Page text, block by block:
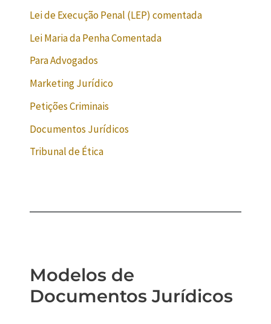
Lei de Execução Penal (LEP) comentada
Lei Maria da Penha Comentada
Para Advogados
Marketing Jurídico
Petições Criminais
Documentos Jurídicos
Tribunal de Ética
Modelos de
Documentos Jurídicos